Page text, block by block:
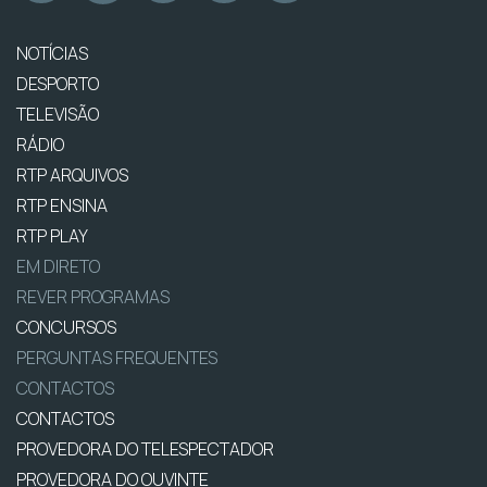
NOTÍCIAS
DESPORTO
TELEVISÃO
RÁDIO
RTP ARQUIVOS
RTP ENSINA
RTP PLAY
EM DIRETO
REVER PROGRAMAS
CONCURSOS
PERGUNTAS FREQUENTES
CONTACTOS
CONTACTOS
PROVEDORA DO TELESPECTADOR
PROVEDORA DO OUVINTE